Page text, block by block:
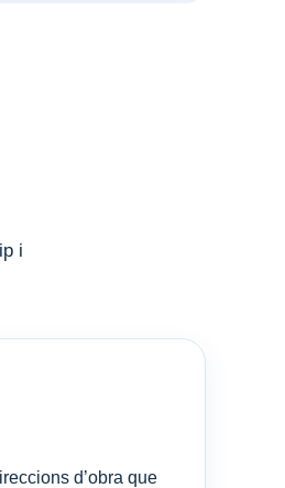
i
d’obra que